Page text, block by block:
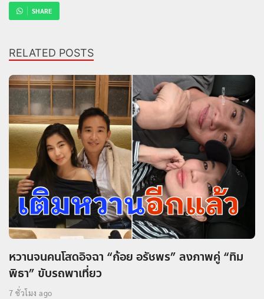
SHARE
RELATED POSTS
หวานจนคนโสดอิจฉา “ก้อย อรัชพร” ลงภาพคู่ “ทิม
พิธา” ขับรถพาเที่ยว
7 ชั่วโมง ago